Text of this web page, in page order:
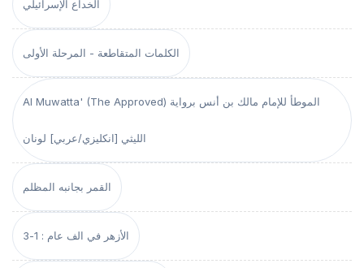
الخداع الإسرائيلي
الكلمات المتقاطعة - المرحلة الأولى
Al Muwatta' (The Approved) الموطأ للإمام مالك بن أنس برواية
الليثي [انكليزي/عربي] لونان
القمر بجانبه المظلم
الأزهر في الف عام : 1-3